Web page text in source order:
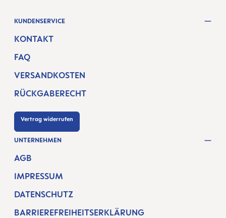
KUNDENSERVICE
KONTAKT
FAQ
VERSANDKOSTEN
RÜCKGABERECHT
Vertrag widerrufen
UNTERNEHMEN
AGB
IMPRESSUM
DATENSCHUTZ
BARRIEREFREIHEITSERKLÄRUNG